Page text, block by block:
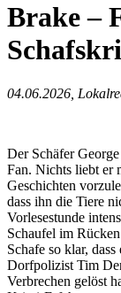
Brake –
04.06.2026,
Der Schäfer
Fan. Nichts liebt er
Geschichten
dass ihn die Tiere
Vorlesestunde
Schaufel im
Schafe so klar,
Dorfpolizist Tim
Verbrechen gelöst